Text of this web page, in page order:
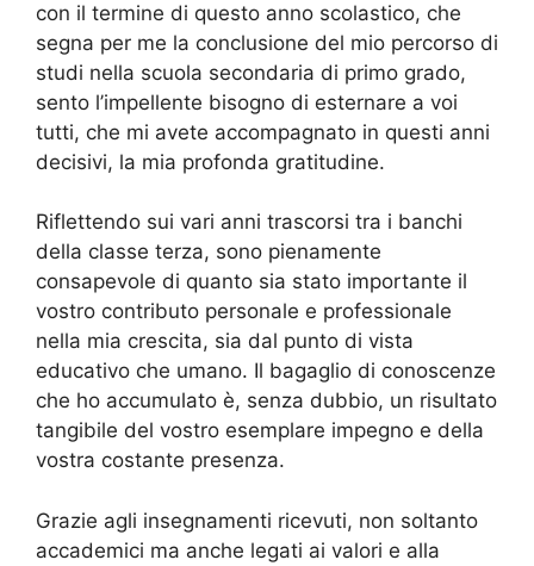
con il termine di questo anno scolastico, che
segna per me la conclusione del mio percorso di
studi nella scuola secondaria di primo grado,
sento l’impellente bisogno di esternare a voi
tutti, che mi avete accompagnato in questi anni
decisivi, la mia profonda gratitudine.
Riflettendo sui vari anni trascorsi tra i banchi
della classe terza, sono pienamente
consapevole di quanto sia stato importante il
vostro contributo personale e professionale
nella mia crescita, sia dal punto di vista
educativo che umano. Il bagaglio di conoscenze
che ho accumulato è, senza dubbio, un risultato
tangibile del vostro esemplare impegno e della
vostra costante presenza.
Grazie agli insegnamenti ricevuti, non soltanto
accademici ma anche legati ai valori e alla